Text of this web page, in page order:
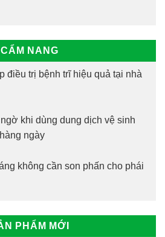
CẨM NANG
điều trị bệnh trĩ hiệu quả tại nhà
khi dùng dung dịch vệ sinh
hàng ngày
không cần son phấn cho phái
PHẨM MỚI